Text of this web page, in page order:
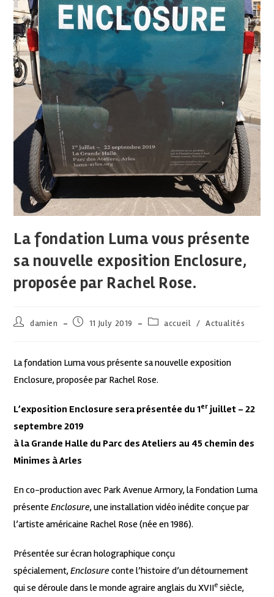
La fondation Luma vous présente
sa nouvelle exposition Enclosure,
proposée par Rachel Rose.
damien 11 July 2019 accueil / Actualités
La fondation Luma vous présente sa nouvelle exposition
Enclosure, proposée par Rachel Rose.
L’exposition Enclosure sera présentée du 1er juillet – 22
septembre 2019
à la Grande Halle du Parc des Ateliers au 45 chemin des
Minimes à Arles
En co-production avec Park Avenue Armory, la Fondation Luma
présenteEnclosure, une installation vidéo inédite conçue par
l’artiste américaine Rachel Rose (née en 1986).
Présentée sur écran holographique conçu
spécialement,Enclosure conte l’histoire d’un détournement
qui se déroule dans le monde agraire anglais du XVIIe siècle,